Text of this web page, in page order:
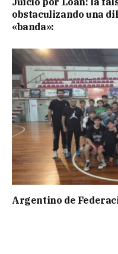
obstaculizando una
«banda»:
Argentino de